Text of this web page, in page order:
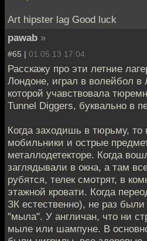
Art hipster lag Good luck
pawab »
#65 | 01.05.13 17:04
Расскажу про эти летние
Лондоне, играл в волейбол в
которой учавствовала
Tunnel Diggers, буквально в
Когда заходишь в тюрьму, то
мобильники и острые
металлодетекторе. Когда
заглядывали в окна, а там
рубятся, телек смотрят, в
этажной кровати. Когда
ЗК естественно), не раз
"мыла". У англичан, что ни
мыле или шампуне. В